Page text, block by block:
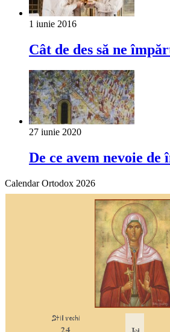
1 iunie 2016
Cât de des să ne
27 iunie 2020
De ce avem nevoie
Calendar Ortodox 2026